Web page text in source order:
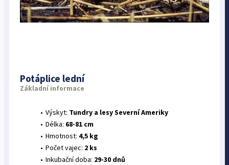
Potáplice lední
Základní informace
Výskyt: Tundry a lesy Severní Ameriky
Délka: 68-81 cm
Hmotnost: 4,5 kg
Počet vajec: 2 ks
Inkubační doba: 29-30 dnů